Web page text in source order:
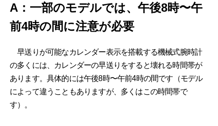
A：一部のモデルでは、午後8時〜午
前4時の間に注意が必要
早送りが可能なカレンダー表示を搭載する機械式腕時計
の多くには、カレンダーの早送りをすると壊れる時間帯が
あります。具体的には午後8時〜午前4時の間です（モデル
によって違うこともありますが、多くはこの時間帯で
す）。